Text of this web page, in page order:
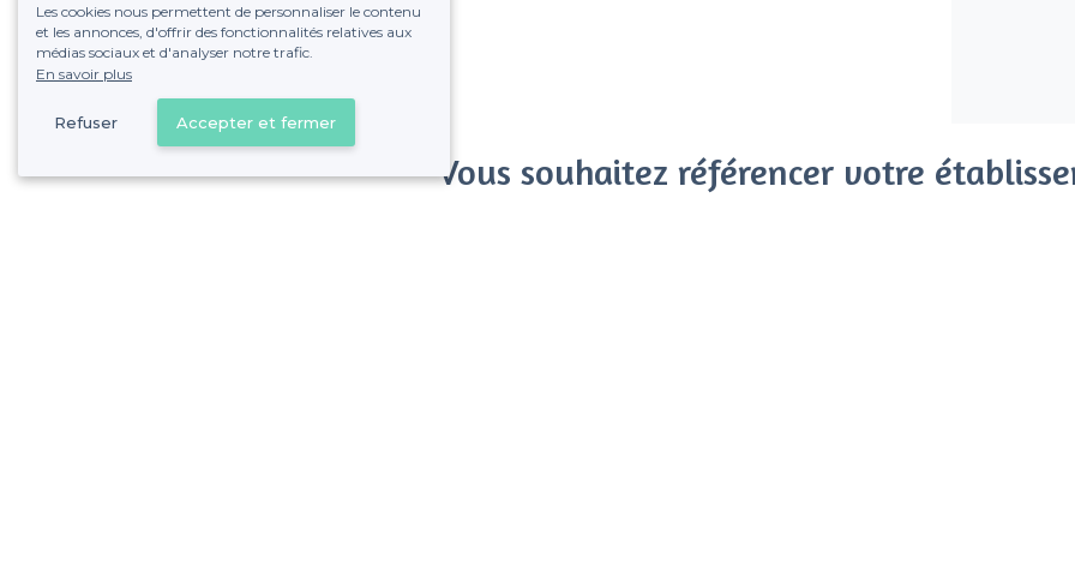
Vous souhaitez référencer votre
Les cookies nous permettent de personnaliser le contenu
et les annonces, d'offrir des fonctionnalités relatives aux
médias sociaux et d'analyser notre trafic.
En savoir plus
Refuser Accepter et fermer